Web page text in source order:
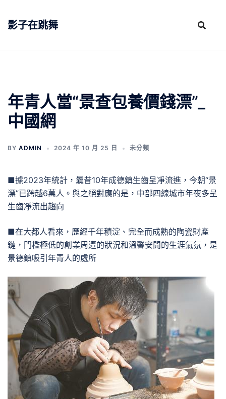
影子在跳舞
年青人當“景查包養價錢漂”_
中國網
BY ADMIN 2024 年 10 月 25 日 未分類
■據2023年統計，曩昔10年成德鎮生齒呈凈流進，今朝“景
漂”已跨越6萬人。與之絕對應的是，中部四線城市年夜多呈
生齒凈流出趨向
■在大都人看來，歷經千年積淀、完全而成熟的陶瓷財產
鏈，門檻極低的創業周遭的狀況和溫馨安閒的生涯氣氛，是
景德鎮吸引年青人的處所